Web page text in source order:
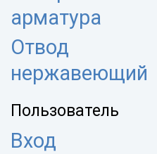
арматура
Отвод
нержавеющий
Пользователь
Вход